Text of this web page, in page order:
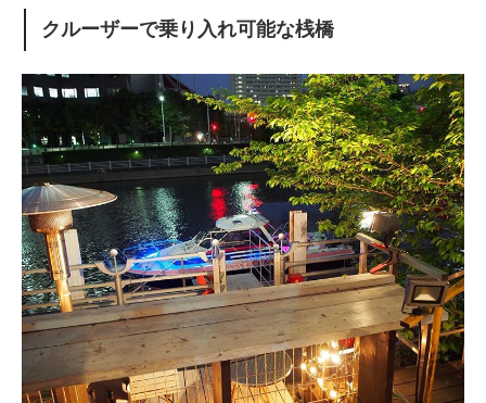
クルーザーで乗り入れ可能な桟橋